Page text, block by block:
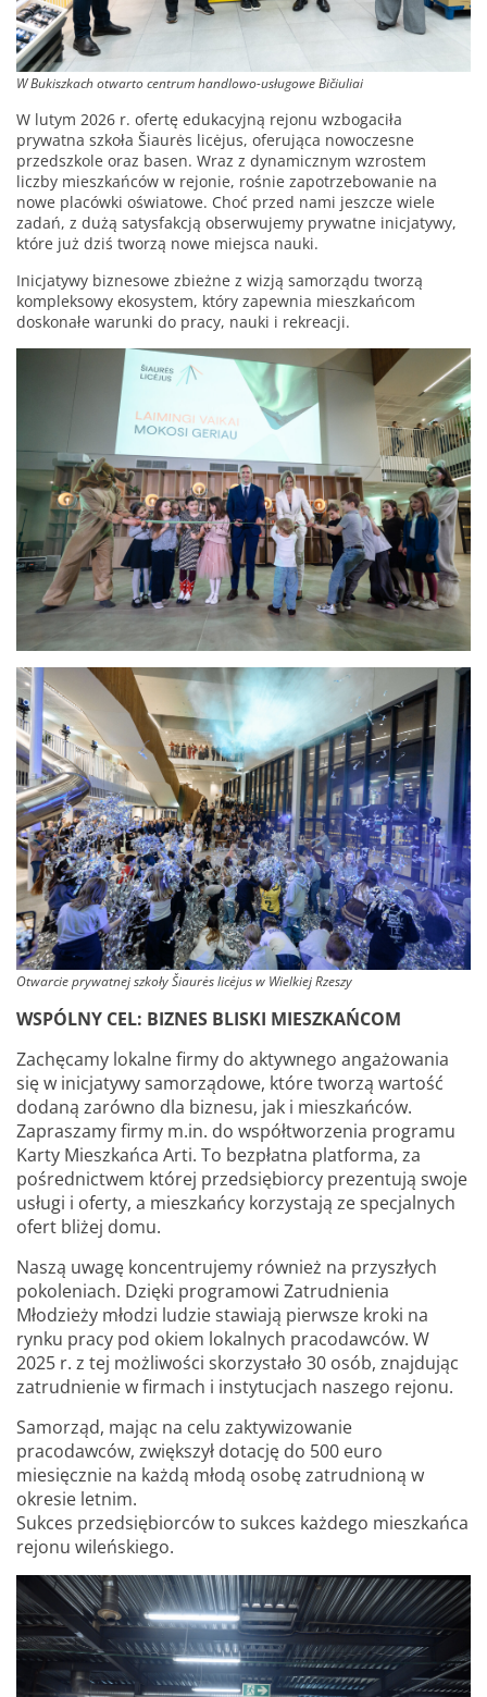
W Bukiszkach otwarto centrum handlowo-usługowe Bičiuliai
W lutym 2026 r. ofertę edukacyjną rejonu wzbogaciła
prywatna szkoła Šiaurės licėjus, oferująca nowoczesne
przedszkole oraz basen. Wraz z dynamicznym wzrostem
liczby mieszkańców w rejonie, rośnie zapotrzebowanie na
nowe placówki oświatowe. Choć przed nami jeszcze wiele
zadań, z dużą satysfakcją obserwujemy prywatne inicjatywy,
które już dziś tworzą nowe miejsca nauki.
Inicjatywy biznesowe zbieżne z wizją samorządu tworzą
kompleksowy ekosystem, który zapewnia mieszkańcom
doskonałe warunki do pracy, nauki i rekreacji.
Otwarcie prywatnej szkoły Šiaurės licėjus w Wielkiej Rzeszy
WSPÓLNY CEL: BIZNES BLISKI MIESZKAŃCOM
Zachęcamy lokalne firmy do aktywnego angażowania
się w inicjatywy samorządowe, które tworzą wartość
dodaną zarówno dla biznesu, jak i mieszkańców.
Zapraszamy firmy m.in. do współtworzenia programu
Karty Mieszkańca Arti. To bezpłatna platforma, za
pośrednictwem której przedsiębiorcy prezentują swoje
usługi i oferty, a mieszkańcy korzystają ze specjalnych
ofert bliżej domu.
Naszą uwagę koncentrujemy również na przyszłych
pokoleniach. Dzięki programowi Zatrudnienia
Młodzieży młodzi ludzie stawiają pierwsze kroki na
rynku pracy pod okiem lokalnych pracodawców. W
2025 r. z tej możliwości skorzystało 30 osób, znajdując
zatrudnienie w firmach i instytucjach naszego rejonu.
Samorząd, mając na celu zaktywizowanie
pracodawców, zwiększył dotację do 500 euro
miesięcznie na każdą młodą osobę zatrudnioną w
okresie letnim.
Sukces przedsiębiorców to sukces każdego mieszkańca
rejonu wileńskiego.